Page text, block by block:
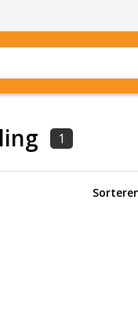
1